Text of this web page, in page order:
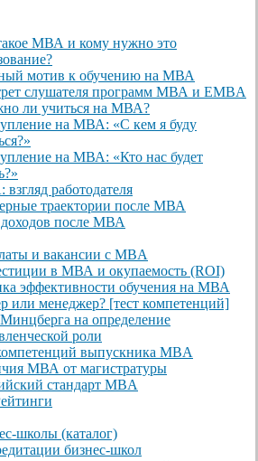
МВА и кому нужно это
мотив к обучению на МВА
слушателя программ МВА и EMBA
ли учиться на МВА?
на МВА: «С кем я буду
на МВА: «Кто нас будет
работодателя
траектории после МВА
доходов после МВА
и вакансии с MBA
в МВА и окупаемость (ROI)
эффективности обучения на МВА
или менеджер? [тест компетенций]
на определение
роли
выпускника MBA
МВА от магистратуры
стандарт MBA
школы (каталог)
бизнес-школ